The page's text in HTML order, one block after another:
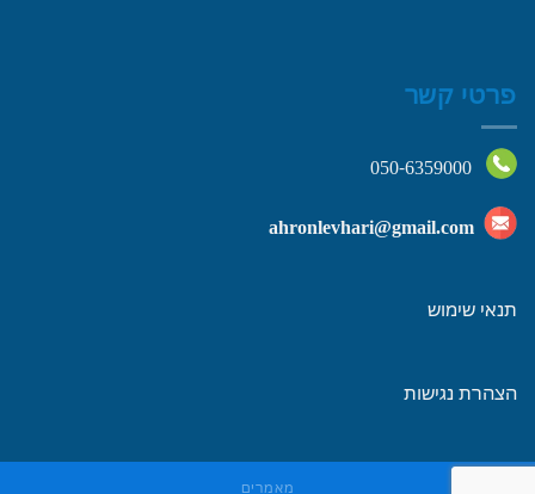
פרטי קשר
050-6359000
ahronlevhari@gmail.com
תנאי שימוש
הצהרת נגישות
מאמרים